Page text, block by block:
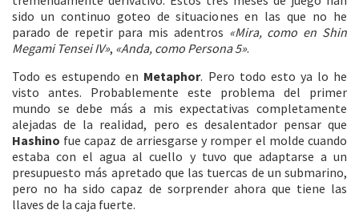
sido un continuo goteo de situaciones en las que no he
parado de repetir para mis adentros «Mira, como en Shin
Megami Tensei IV», «Anda, como Persona 5».
Todo es estupendo en Metaphor. Pero todo esto ya lo he
visto antes. Probablemente este problema del primer
mundo se debe más a mis expectativas completamente
alejadas de la realidad, pero es desalentador pensar que
Hashino fue capaz de arriesgarse y romper el molde cuando
estaba con el agua al cuello y tuvo que adaptarse a un
presupuesto más apretado que las tuercas de un submarino,
pero no ha sido capaz de sorprender ahora que tiene las
llaves de la caja fuerte.